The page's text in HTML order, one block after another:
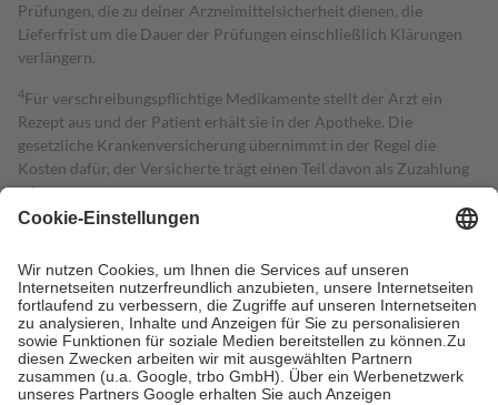
Prüfungen, die zu deiner Arzneimittelsicherheit dienen, die
Lieferfrist um die Dauer der Prüfungen einschließlich Klärungen
verlängern.
4Für verschreibungspflichtige Medikamente stellt der Arzt ein
Rezept aus und der Patient erhält sie in der Apotheke. Die
gesetzliche Krankenversicherung übernimmt in der Regel die
Kosten dafür, der Versicherte trägt einen Teil davon als Zuzahlung
mit.
Grundsätzlich leisten Mitglieder Zuzahlungen in Höhe von zehn
höchstens zehn Euro.
Es sind jedoch nie mehr als die tatsächlichen
Kosten der Leistung zu entrichten.
Diese Regeln gelten grundsätzlich auch für Online-Apotheken.
Bei Heilmitteln und häuslicher Krankenpflege beträgt die
Zuzahlung zehn Prozent der Kosten sowie zehn Euro je
Verordnung.
Um das Engagement der Versicherten für ihre eigene Gesundheit zu